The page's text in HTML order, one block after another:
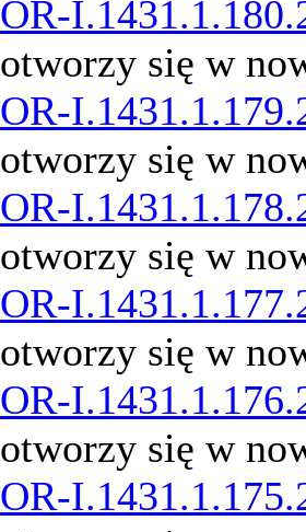
OR-
otworzy się w
OR-
otworzy się w
OR-
otworzy się w
OR-
otworzy się w
OR-
otworzy się w
OR-